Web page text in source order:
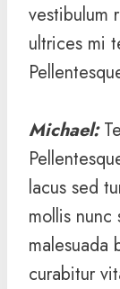
vestibulum
ultrices mi
Michael:
lacus sed
mollis
malesuada
curabitur